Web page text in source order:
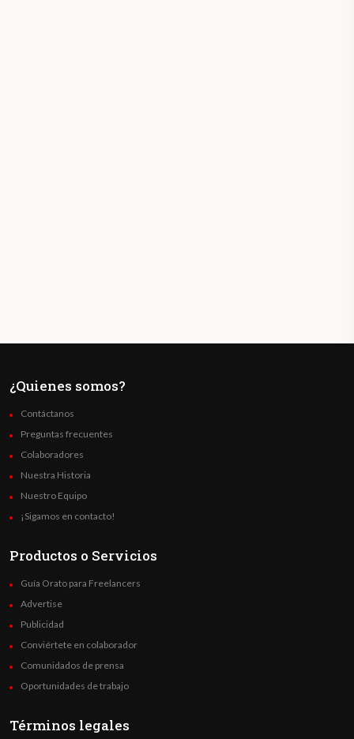
¿Quienes somos?
Contáctanos
Preguntas frecuentes
Colaboradores
Nuestra Historia
Nuestro Equipo
¡Sigamos en contacto!
Productos o Servicios
Guía Orato para Freelancers
Advertise
Publicidad
Conviértete en colaborador
Comunidados de prensa
Oportunidades de trabajo
Términos legales